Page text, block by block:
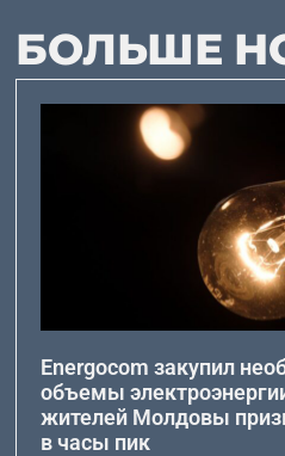
БОЛЬШЕ
Energocom закупил
объемы
жителей Молдовы
в часы пик